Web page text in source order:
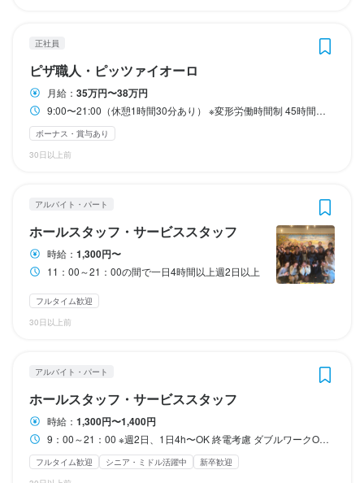
正社員
ピザ職人・ピッツァイオーロ
月給： 35万円〜38万円
9:00〜21:00（休憩1時間30分あり） ※変形労働時間制 45時間の固定残業を下回った場合でも、同等の給与支払いになります
ボーナス・賞与あり
30日以上前
アルバイト・パート
ホールスタッフ・サービススタッフ
時給： 1,300円〜
11：00～21：00の間で一日4時間以上週2日以上
フルタイム歓迎
30日以上前
アルバイト・パート
ホールスタッフ・サービススタッフ
時給： 1,300円〜1,400円
9：00～21：00 ※週2日、1日4h〜OK 終電考慮 ダブルワークOK フルタイム歓迎
フルタイム歓迎 シニア・ミドル活躍中
新卒歓迎
仕事内容
【店長候補】
来年度2024年よりまた新しい事業がスタート致します。
店舗運営をお任せできる人材を求めております。
応募資格
コミュニケーション能力
生産者への訪問研修あり
仕事内容
【調理長候補】
新しい事業が来年度2024年よりスタート致します。
身に付くスキル
包丁さばき ピザ生地づくり・窯焼き
応募資格
コミュニケーション能力
お店の採用担当者からのメッセージ
新しい事業が2024年度よりまたスタート致します。
生産者への訪問研修あり
仕事内容
【調理スタッフ】
新しい事業が来年度2024年よりスタート致します。
身に付くスキル
包丁さばき ピザ生地づくり・窯焼き
応募資格
お店の採用担当者からのメッセージ
■海外研修実績あり（過去2回イタリアへ行きました！）
やる気や能力に合わせてスタッフを連れていっています！
■生産者訪問を定期開催（イタリア野菜の生産者やワイナリーな
ど）
■親睦会や人気店研修なども定期的に開催！
コロナ禍前は忘年会や新年会なども毎年企画。
人間関係づくりの場を大切にしているので、感染状況をみて今後
も機会をつくっていくつもりです！
■社会保険完備
■まかない
■資格取得支援
■制服貸与
仕事内容
【仕事内容】
・ピザの仕込みや調理など、キッチン業務全般を担当していただ
【アルバイト・パート　ホールスタッフ募集】。
経験者の方は時給など優遇致します。
オーダーを受けたりお客様のご案内したりドリンクヘルプと多岐
身に付くスキル
ラテアート
応募資格
お店の採用担当者からのメッセージ
仕事内容
【仕事内容】
・お客様のご案内、オーダー対応、料理提供、会計、清掃など、
ホール業務全般をお任せします。
・未経験の方も安心してスタートできるよう、丁寧な研修とサポ
ートがあります。スタッフ全員で協力しながら、お店を盛り上げ
【未経験でも安心の研修フロー】
まずは簡単なサポート業務からスタートし、少しずつ業務の幅を
広げていきます。希望やペースに応じて、担当業務や働き方も柔
軟に決められます。
この仕事のおすすめポイント
週2日・1日4時間から勤務可能です。
「平日のランチだけ働きたい」「学校帰りにサクッと働きたい」
など、ライフスタイルに合わせて働けます。
【ここがポイント】
・幅広いスキルやノウハウが身につく環境